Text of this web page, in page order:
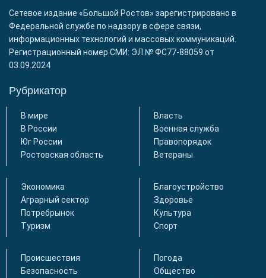
Сетевое издание «Большой Ростов» зарегистрировано в
Федеральной службе по надзору в сфере связи,
информационных технологий и массовых коммуникаций.
Регистрационный номер СМИ: ЭЛ № ФС77-88059 от
03.09.2024
Рубрикатор
В мире
В России
Юг России
Ростовская область
Власть
Военная служба
Правопорядок
Ветераны
Экономика
Аграрный сектор
Потребрынок
Туризм
Благоустройство
Здоровье
Культура
Спорт
Происшествия
Безопасность
Погода
Общество